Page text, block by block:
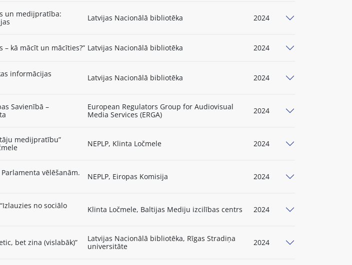
un medijpratība:
Latvijas Nacionālā bibliotēka 2024
kā mācīt un mācīties?” Latvijas Nacionālā bibliotēka 2024
informācijas
Latvijas Nacionālā bibliotēka 2024
Savienībā –
European Regulators Group for Audiovisual
Media Services (ERGA)
2024
medijpratību”
NEPLP, Klinta Ločmele 2024
vēlēšanām.
NEPLP, Eiropas Komisija 2024
no sociālo
Klinta Ločmele, Baltijas Mediju izcilības centrs 2024
bet zina (vislabāk)”
Latvijas Nacionālā bibliotēka, Rīgas Stradiņa
universitāte
2024